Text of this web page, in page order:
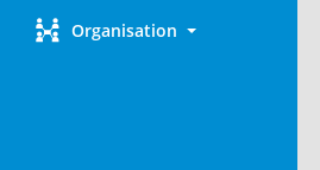
Organisation